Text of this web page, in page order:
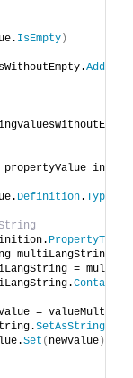
IsEmpty )
Add
propertyValue in
Definition.Type
PropertyType
multiLangString =
=
Contains
=
SetAsString
Set ( newValue )